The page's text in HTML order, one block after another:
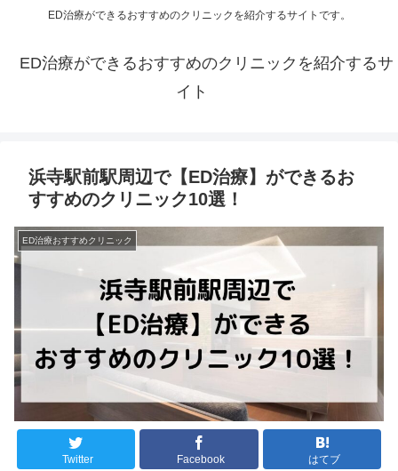
ED治療ができるおすすめのクリニックを紹介するサイトです。
ED治療ができるおすすめのクリニックを紹介するサ
イト
浜寺駅前駅周辺で【ED治療】ができるお
すすめのクリニック10選！
ED治療おすすめクリニック
Twitter Facebook はてブ